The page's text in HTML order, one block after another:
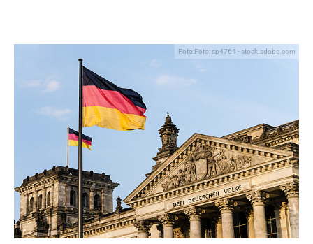
Foto:Foto: sp4764 - stock.adobe.com